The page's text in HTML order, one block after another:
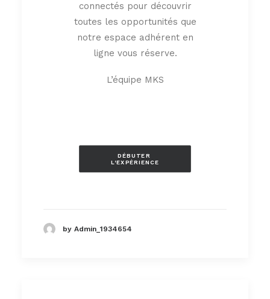
connectés pour découvrir
toutes les opportunités que
notre espace adhérent en
ligne vous réserve.
L’équipe MKS
DÉBUTER
L'EXPÉRIENCE
by Admin_1934654